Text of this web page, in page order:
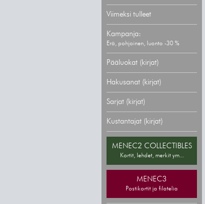
Viimeksi tulleet
Kampanja:
Erä, pohjoinen, luonto -30 %
Pääluokat (kirjat)
Hakusanat (kirjat)
Sarjat (kirjat)
Kustantajat (kirjat)
MENEC2 COLLECTIBLES
Kortit, lehdet, merkit ym...
MENEC3
Postikortit ja filatelia